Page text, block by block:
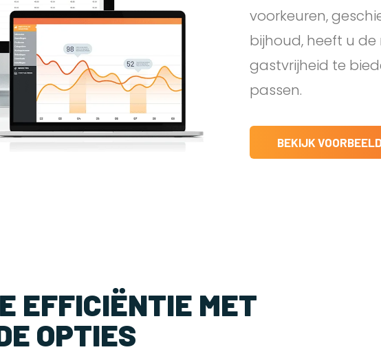
voorkeuren,
bijhoud, heeft u
gastvrijheid te
passen.
BEKIJK
EFFICIËNTIE MET
OPTIES